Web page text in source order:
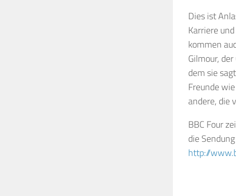
Dies ist
Karriere
kommen
Gilmour, der
dem sie
Freunde wie
andere, die
BBC Four
die
http://